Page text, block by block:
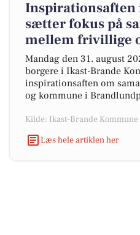
Inspirationsaften
sætter fokus på
mellem frivillige
Mandag den 31. august
borgere i Ikast-Brande
inspirationsaften om
og kommune i
Kilde: Ikast-Brande Kommune
Læs hele artiklen her